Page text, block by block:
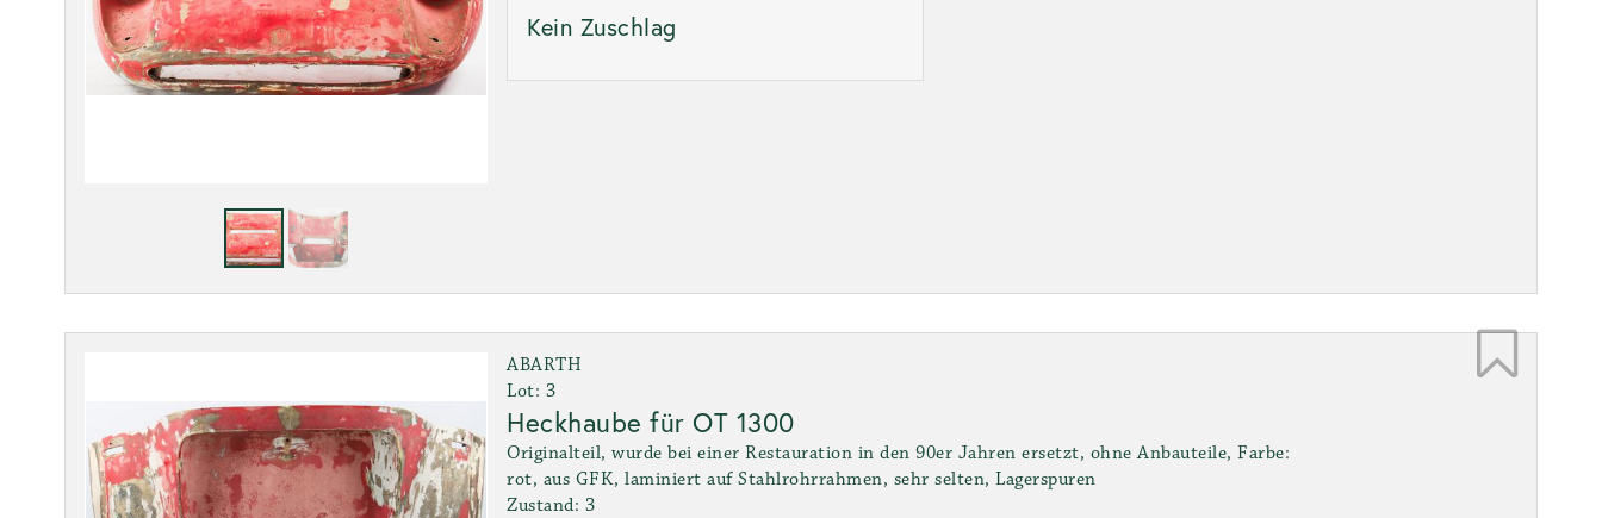
Kein Zuschlag
ABARTH
Lot: 3
Heckhaube für OT 1300
Originalteil, wurde bei einer Restauration in den 90er Jahren ersetzt, ohne Anbauteile, Farbe:
rot, aus GFK, laminiert auf Stahlrohrrahmen, sehr selten, Lagerspuren
Zustand: 3